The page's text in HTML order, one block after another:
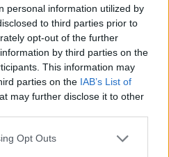
personal information utilized by
to third parties prior to
opt-out of the further
by third parties on the
This information may
parties on the IAB’s List of
may further disclose it to other
Opt Outs
dĺžka +- 0,5mm.
D-01422
Drevené kolíky, lamely, hrče